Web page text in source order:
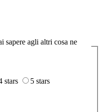
sapere agli altri cosa ne
stars
5 stars